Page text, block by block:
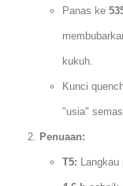
Panas ke
kukuh.
Kunci
"usia"
Penuaan:
T5: Langkau